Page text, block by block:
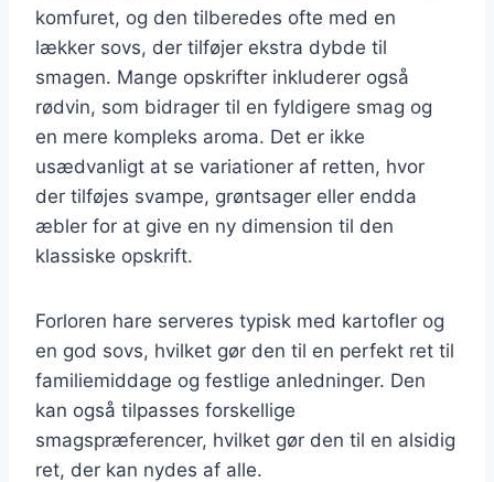
komfuret, og den tilberedes ofte med en
lækker sovs, der tilføjer ekstra dybde til
smagen. Mange opskrifter inkluderer også
rødvin, som bidrager til en fyldigere smag og
en mere kompleks aroma. Det er ikke
usædvanligt at se variationer af retten, hvor
der tilføjes svampe, grøntsager eller endda
æbler for at give en ny dimension til den
klassiske opskrift.
Forloren hare serveres typisk med kartofler og
en god sovs, hvilket gør den til en perfekt ret til
familiemiddage og festlige anledninger. Den
kan også tilpasses forskellige
smagspræferencer, hvilket gør den til en alsidig
ret, der kan nydes af alle.